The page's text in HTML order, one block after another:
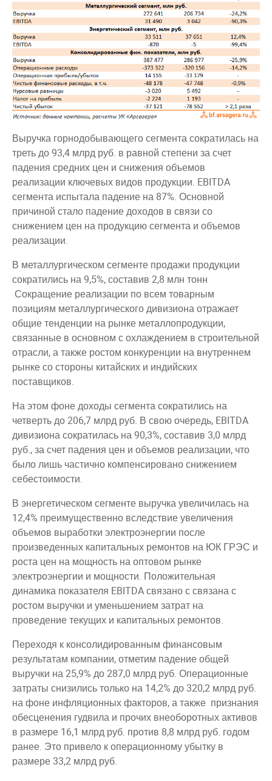
Выручка горнодобывающего сегмента сократилась на
треть до 93,4 млрд руб. в равной степени за счет
падения средних цен и снижения объемов
реализации ключевых видов продукции. EBITDA
сегмента испытала падение на 87%. Основной
причиной стало падение доходов в связи со
снижением цен на продукцию сегмента и объемов
реализации.
В металлургическом сегменте продажи продукции
сократились на 9,5%, составив 2,8 млн тонн
Сокращение реализации по всем товарным
позициям металлургического дивизиона отражает
общие тенденции на рынке металлопродукции,
связанные в основном с охлаждением в строительной
отрасли, а также ростом конкуренции на внутреннем
рынке со стороны китайских и индийских
поставщиков.
На этом фоне доходы сегмента сократились на
четверть до 206,7 млрд руб. В свою очередь, EBITDA
дивизиона сократилась на 90,3%, составив 3,0 млрд
руб., за счет падения цен и объемов реализации, что
было лишь частично компенсировано снижением
себестоимости.
В энергетическом сегменте выручка увеличилась на
12,4% преимущественно вследствие увеличения
объемов выработки электроэнергии после
произведенных капитальных ремонтов на ЮК ГРЭС и
роста цен на мощность на оптовом рынке
электроэнергии и мощности. Положительная
динамика показателя EBITDA связано с связана с
ростом выручки и уменьшением затрат на
проведение текущих и капитальных ремонтов.
Переходя к консолидированным финансовым
результатам компании, отметим падение общей
выручки на 25,9% до 287,0 млрд руб. Операционные
затраты снизились только на 14,2% до 320,2 млрд руб.
на фоне инфляционных факторов, а также признания
обесценения гудвила и прочих внеоборотных активов
в размере 16,1 млрд руб. против 8,8 млрд руб. годом
ранее. Это привело к операционному убытку в
размере 33,2 млрд руб.